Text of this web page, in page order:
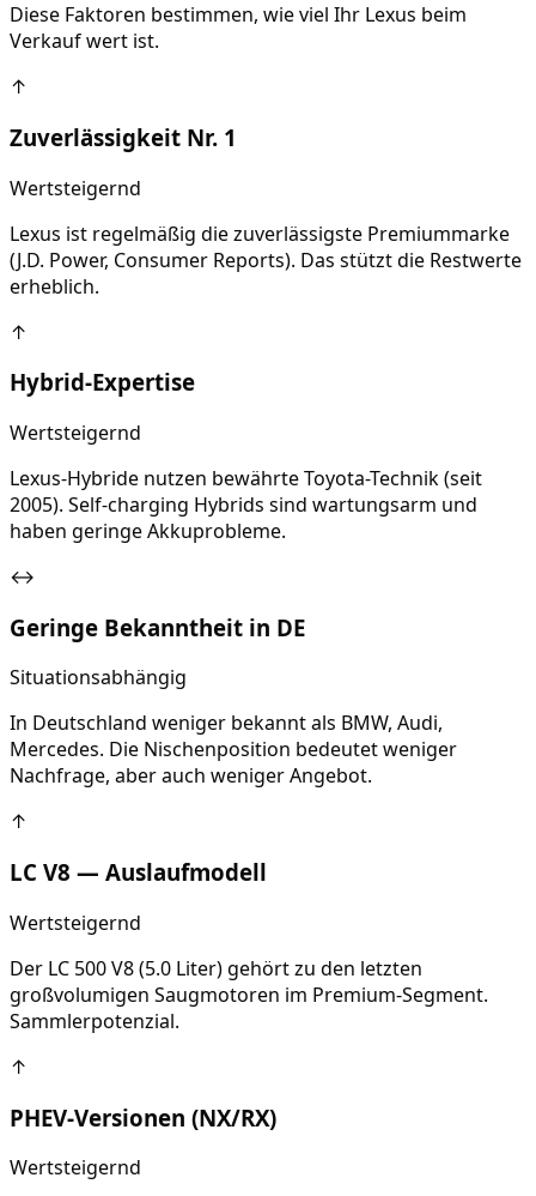
Diese Faktoren bestimmen, wie viel Ihr Lexus beim
Verkauf wert ist.
↑
Zuverlässigkeit Nr. 1
Wertsteigernd
Lexus ist regelmäßig die zuverlässigste Premiummarke
(J.D. Power, Consumer Reports). Das stützt die Restwerte
erheblich.
↑
Hybrid-Expertise
Wertsteigernd
Lexus-Hybride nutzen bewährte Toyota-Technik (seit
2005). Self-charging Hybrids sind wartungsarm und
haben geringe Akkuprobleme.
↔
Geringe Bekanntheit in DE
Situationsabhängig
In Deutschland weniger bekannt als BMW, Audi,
Mercedes. Die Nischenposition bedeutet weniger
Nachfrage, aber auch weniger Angebot.
↑
LC V8 — Auslaufmodell
Wertsteigernd
Der LC 500 V8 (5.0 Liter) gehört zu den letzten
großvolumigen Saugmotoren im Premium-Segment.
Sammlerpotenzial.
↑
PHEV-Versionen (NX/RX)
Wertsteigernd